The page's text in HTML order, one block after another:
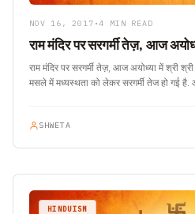
NOV 16, 2017 •4 MIN READ
राम मंदिर पर सरगर्मी तेज़, आज
राम मंदिर पर सरगर्मी तेज़, आज अयोध्या में श्री
मसले में मध्यस्थता को लेकर सरगर्मी तेज हो गई
SHWETA
HINDUISM